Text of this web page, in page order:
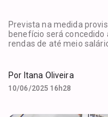
Prevista na medida
benefício será concedido
rendas de até meio
Por Itana Oliveira
10/06/2025 16h28